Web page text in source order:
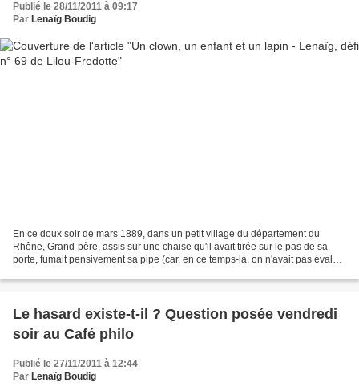
Publié le 28/11/2011 à 09:17
Par Lenaïg Boudig
En ce doux soir de mars 1889, dans un petit village du département du
Rhône, Grand-père, assis sur une chaise qu'il avait tirée sur le pas de sa
porte, fumait pensivement sa pipe (car, en ce temps-là, on n'avait pas évalué
Le hasard existe-t-il ? Question posée vendredi
soir au Café philo
Publié le 27/11/2011 à 12:44
Par Lenaïg Boudig